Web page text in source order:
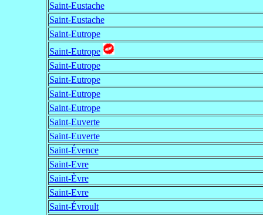
Saint-Eustache
Saint-Eustache
Saint-Eutrope
Saint-Eutrope
Saint-Eutrope
Saint-Eutrope
Saint-Eutrope
Saint-Eutrope
Saint-Euverte
Saint-Euverte
Saint-Évence
Saint-Evre
Saint-Èvre
Saint-Evre
Saint-Évroult